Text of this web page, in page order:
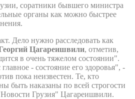
соратники бывшего министра
органы как можно быстрее
Дело нужно расследовать как
Цагареишвили, отметив,
в очень тяжелом состоянии".
- состояние его здоровья", -
пока неизвестен. Те, кто
быть наказаны по всей строгости
Грузия" Цагареишвили.